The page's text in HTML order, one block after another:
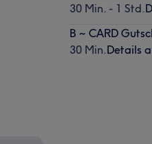
30 Min. - 1 Std.
B ~ CARD
30 Min.Details